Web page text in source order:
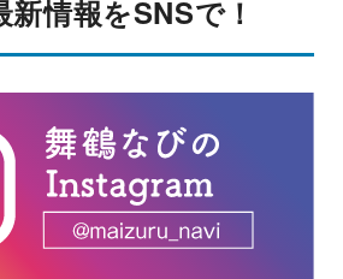
情報をSNSで！